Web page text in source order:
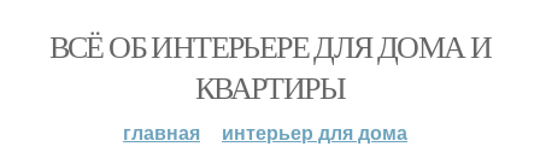
ВСЁ ОБ ИНТЕРЬЕРЕ ДЛЯ ДОМА И
КВАРТИРЫ
главная
интерьер для дома